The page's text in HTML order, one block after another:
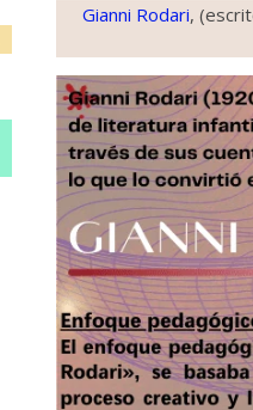
Gianni Rodari,